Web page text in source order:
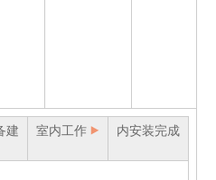
建
室内工作 内安装完成